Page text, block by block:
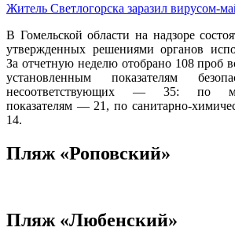
Житель Светлогорска заразил вирусом-
В Гомельской области на надзоре
утвержденных решениями органов
За отчетную неделю отобрано 108 проб
установленным показателям
несоответствующих — 35: по
показателям — 21, по санитарно-
14.
Пляж «Роповский»
Пляж «Любенский»